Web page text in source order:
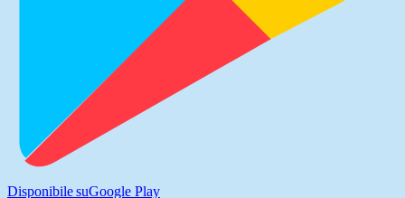
Disponibile suGoogle Play